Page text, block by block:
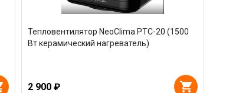
Тепловентилятор NeoClima PTC-20 (1500
Вт керамический нагреватель)
2 900 ₽